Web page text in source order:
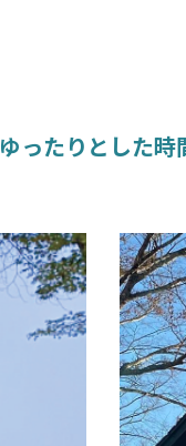
ったりとした時